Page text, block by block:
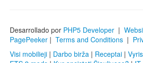
Desarrollado por PHP5 Developer |
PagePeeker | Terms and Conditions |
Visi mobilieji | Darbo birža | Receptai |